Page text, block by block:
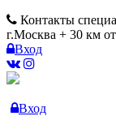
Контакты
г.Москва + 30 км
Вход
Вход